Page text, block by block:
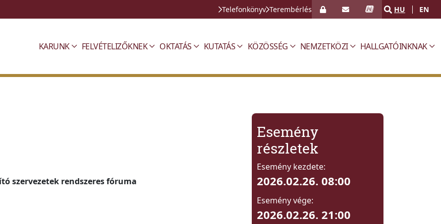
Telefonkönyv Terembérlés HU EN
KARUNK FELVÉTELIZŐKNEK OKTATÁS KUTATÁS KÖZÖSSÉG NEMZETKÖZI HALLGATÓINKNAK
szervezetek rendszeres fóruma
Esemény
részletek
Esemény kezdete:
2026.02.26. 08:00
Esemény vége:
2026.02.26. 21:00